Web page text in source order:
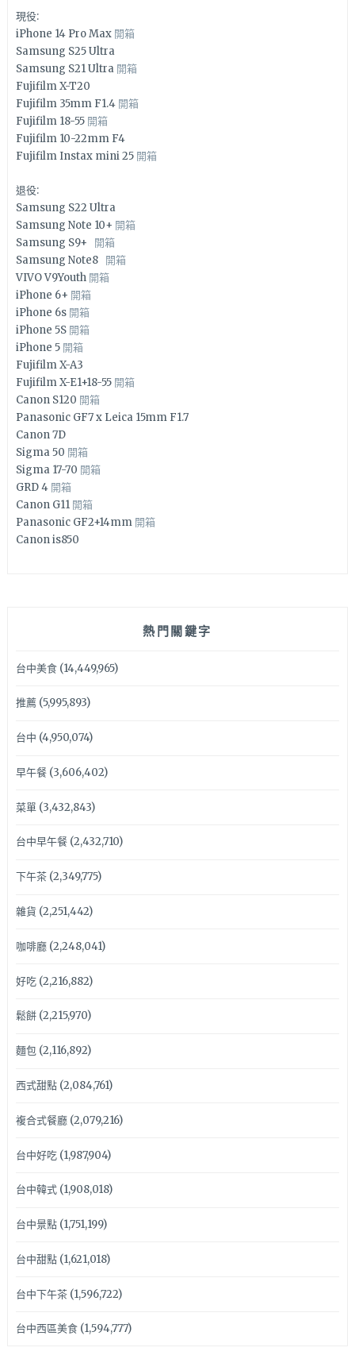
現役:
iPhone 14 Pro Max 開箱
Samsung S25 Ultra
Samsung S21 Ultra 開箱
Fujifilm X-T20
Fujifilm 35mm F1.4 開箱
Fujifilm 18-55 開箱
Fujifilm 10-22mm F4
Fujifilm Instax mini 25 開箱
退役:
Samsung S22 Ultra
Samsung Note 10+ 開箱
Samsung S9+ 開箱
Samsung Note8 開箱
VIVO V9Youth 開箱
iPhone 6+ 開箱
iPhone 6s 開箱
iPhone 5S 開箱
iPhone 5 開箱
Fujifilm X-A3
Fujifilm X-E1+18-55 開箱
Canon S120 開箱
Panasonic GF7 x Leica 15mm F1.7
Canon 7D
Sigma 50 開箱
Sigma 17-70 開箱
GRD 4 開箱
Canon G11 開箱
Panasonic GF2+14mm 開箱
Canon is850
熱門關鍵字
台中美食(14,449,965)
推薦(5,995,893)
台中 (4,950,074)
早午餐(3,606,402)
菜單(3,432,843)
台中早午餐(2,432,710)
下午茶(2,349,775)
雜貨 (2,251,442)
咖啡廳(2,248,041)
好吃(2,216,882)
鬆餅(2,215,970)
麵包(2,116,892)
西式甜點(2,084,761)
複合式餐廳(2,079,216)
台中好吃(1,987,904)
台中韓式(1,908,018)
台中景點(1,751,199)
台中甜點(1,621,018)
台中下午茶(1,596,722)
台中西區美食(1,594,777)